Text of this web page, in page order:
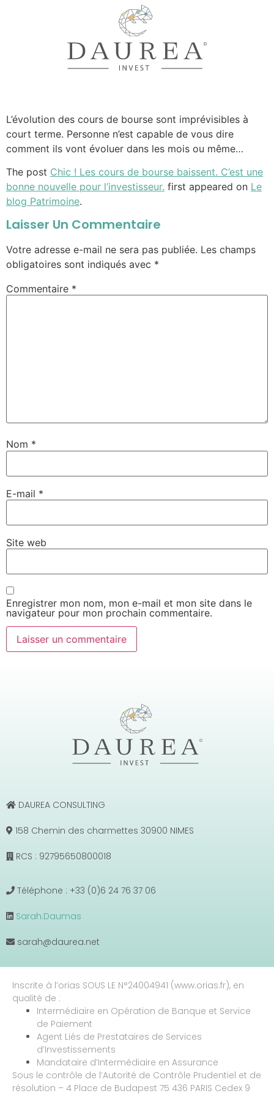
L’évolution des cours de bourse sont imprévisibles à
court terme. Personne n’est capable de vous dire
comment ils vont évoluer dans les mois ou même…
The post Chic ! Les cours de bourse baissent. C’est une
bonne nouvelle pour l’investisseur. first appeared on Le
blog Patrimoine.
Laisser Un Commentaire
Votre adresse e-mail ne sera pas publiée. Les champs
obligatoires sont indiqués avec *
Commentaire *
Nom *
E-mail *
Site web
Enregistrer mon nom, mon e-mail et mon site dans le
navigateur pour mon prochain commentaire.
DAUREA CONSULTING
158 Chemin des charmettes 30900 NIMES
RCS : 92795650800018
Téléphone : +33 (0)6 24 76 37 06
Sarah.Daumas
sarah@daurea.net
Inscrite à l’orias SOUS LE N°24004941 (www.orias.fr), en
qualité de :
Intermédiaire en Opération de Banque et Service
de Paiement
Agent Liés de Prestataires de Services
d’Investissements
Mandataire d’Intermédiaire en Assurance
Sous le contrôle de l’Autorité de Contrôle Prudentiel et de
résolution – 4 Place de Budapest 75 436 PARIS Cedex 9